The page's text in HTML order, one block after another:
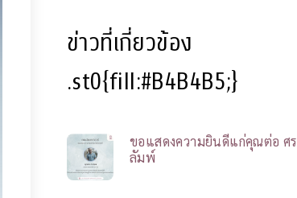
ข่าวที่เกี่ยวข้อง
.st0{fill:#B4B4B5;}
ขอแสดงความยินดีแก่คุณต่อ ศร
ลัมพ์